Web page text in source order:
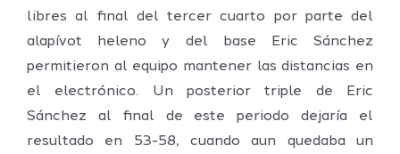
libres al final del tercer cuarto por parte del
alapívot heleno y del base Eric Sánchez
permitieron al equipo mantener las distancias en
el electrónico. Un posterior triple de Eric
Sánchez al final de este periodo dejaría el
resultado en 53-58, cuando aun quedaba un